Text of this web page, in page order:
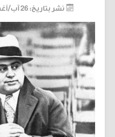
نشر بتاريخ: 26 آب/أغسطس 2021